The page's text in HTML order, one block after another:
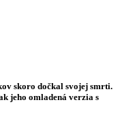
skoro dočkal svojej smrti.
jeho omladená verzia s